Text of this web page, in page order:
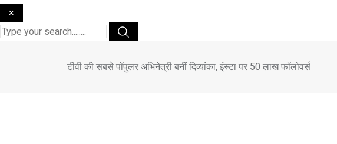
×
टीवी की सबसे पॉपुलर अभिनेत्री बनीं दिव्यांका, इंस्टा पर 50 लाख फॉलोवर्स